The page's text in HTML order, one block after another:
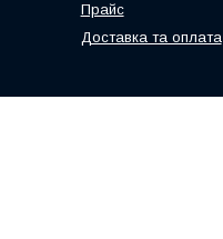
Прайс
Доставка та оплата